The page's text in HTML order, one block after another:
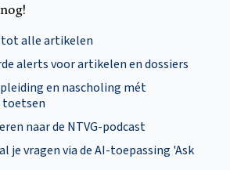
alle artikelen
alerts voor artikelen en dossiers
en nascholing mét
toetsen
naar de NTVG-podcast
je vragen via de AI-toepassing 'Ask